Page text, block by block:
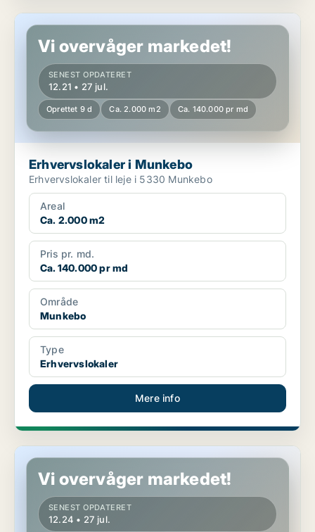
Erhvervslokaler i Munkebo
Vi overvåger markedet!
SENEST OPDATERET
12.21 • 27 jul.
Oprettet 9 d Ca. 2.000 m2 Ca. 140.000 pr md
Erhvervslokaler i Munkebo
Erhvervslokaler til leje i 5330 Munkebo
Areal
Ca. 2.000 m2
Pris pr. md.
Ca. 140.000 pr md
Område
Munkebo
Type
Erhvervslokaler
Mere info
Kontor i Munkebo
Vi overvåger markedet!
SENEST OPDATERET
12.24 • 27 jul.